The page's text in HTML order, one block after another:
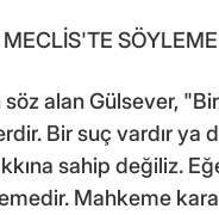
MECLİS'TE
alan Gülsever,
Bir suç vardır ya
sahip değiliz.
Mahkeme